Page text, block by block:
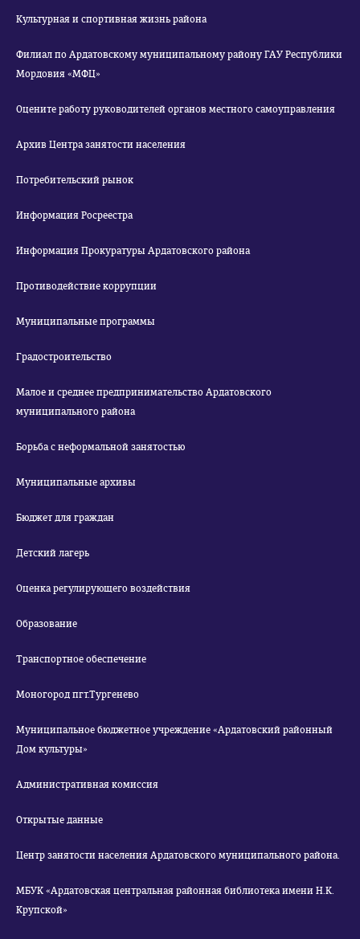
Культурная и спортивная жизнь района
Филиал по Ардатовскому муниципальному району ГАУ Республики
Мордовия «МФЦ»
Оцените работу руководителей органов местного самоуправления
Архив Центра занятости населения
Потребительский рынок
Информация Росреестра
Информация Прокуратуры Ардатовского района
Противодействие коррупции
Муниципальные программы
Градостроительство
Малое и среднее предпринимательство Ардатовского
муниципального района
Борьба с неформальной занятостью
Муниципальные архивы
Бюджет для граждан
Детский лагерь
Оценка регулирующего воздействия
Образование
Транспортное обеспечение
Моногород пгт.Тургенево
Муниципальное бюджетное учреждение «Ардатовский районный
Дом культуры»
Административная комиссия
Открытые данные
Центр занятости населения Ардатовского муниципального района.
МБУК «Ардатовская центральная районная библиотека имени Н.К.
Крупской»